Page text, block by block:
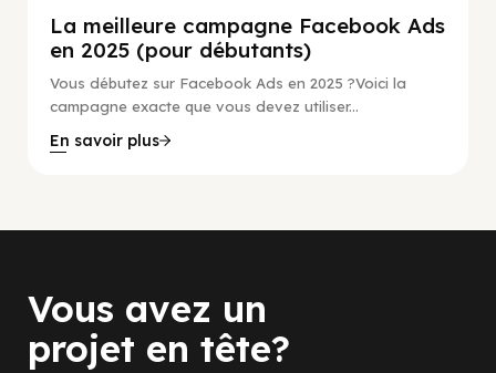
La meilleure campagne Facebook Ads
en 2025 (pour débutants)
Vous débutez sur Facebook Ads en 2025 ?Voici la
campagne exacte que vous devez utiliser...
En savoir plus
Vous avez un
projet en tête?